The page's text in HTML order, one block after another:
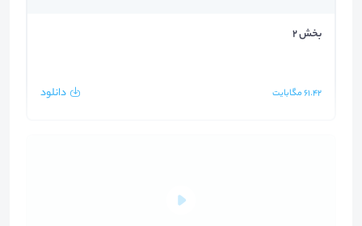
بخش 2
61.42مگابایت دانلود